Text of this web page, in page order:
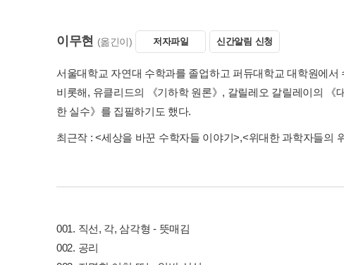
이무현 (옮긴이) 저자파일 신간알림 신청
서울대학교 자연대 수학과를 졸업하고 퍼듀대학교 대학원에
비롯해, 유클리드의 《기하학 원론》, 갈릴레오 갈릴레이의
한 실수》를 집필하기도 했다.
최근작 :<세상을 바꾼 수학자들 이야기>,<위대한 과학자들의
001. 직선, 각, 삼각형 - 뜻매김
002. 공리